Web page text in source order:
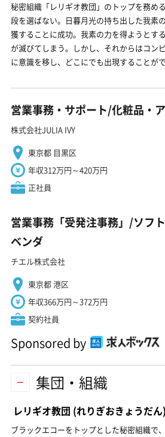
秘密組織「レリギオ教団」のトップを務め
段を選ばない。日暮月光の持ち出した我素
獲することに成功。我素の力を得ようとす
が滅びてしまう。しかし、それからはコン
に意識を移し、どこにでも出現することが
営業事務・サポート/化粧品・
株式会社JULIA IVY
東京都 目黒区
年収312万円～420万円
正社員
営業事務「受発注事務」/ソフ
ベンダ
チエル株式会社
東京都 港区
年収366万円～372万円
契約社員
Sponsored by
集団・組織
レリギオ教団 (れりぎおきょうだん)
ブラックエコーをトップとした秘密組織で